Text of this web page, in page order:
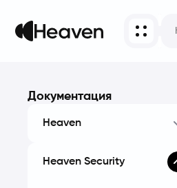
Документация
Heaven
Heaven Security